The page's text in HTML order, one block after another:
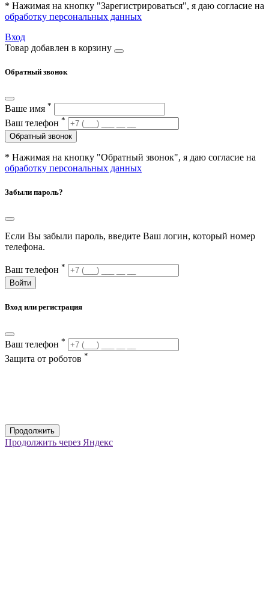
* Нажимая на кнопку "Зарегистрироваться", я даю согласие на
обработку персональных данных
Вход
Товар добавлен в корзину
Обратный звонок
Ваше имя *
Ваш телефон *
Обратный звонок
* Нажимая на кнопку "Обратный звонок", я даю согласие на
обработку персональных данных
Забыли пароль?
Если Вы забыли пароль, введите Ваш логин, который номер
телефона.
Ваш телефон *
Войти
Вход или регистрация
Ваш телефон *
Защита от роботов *
Продолжить
Продолжить через Яндекс